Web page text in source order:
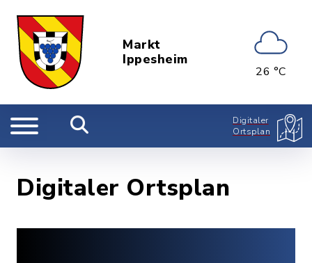
Markt
Ippesheim
26 °C
Digitaler
Ortsplan
Digitaler Ortsplan